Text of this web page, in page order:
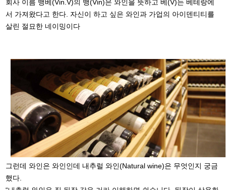
회사 이름 뱅베(Vin.V)의 뱅(Vin)은 와인을 뜻하고 베(V)는 베테랑에
서 가져왔다고 한다. 자신이 하고 싶은 와인과 가업의 아이덴티티를
살린 절묘한 네이밍이다
그런데 와인은 와인인데 내추럴 와인(Natural wine)은 무엇인지 궁금
했다.